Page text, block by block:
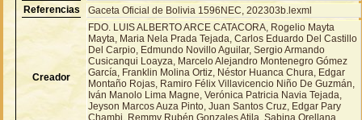
Referencias
Gaceta Oficial de Bolivia 1596NEC, 202303b.lexml
Creador
FDO. LUIS ALBERTO ARCE CATACORA, Rogelio Mayta
Mayta, Maria Nela Prada Tejada, Carlos Eduardo Del Castillo
Del Carpio, Edmundo Novillo Aguilar, Sergio Armando
Cusicanqui Loayza, Marcelo Alejandro Montenegro Gómez
García, Franklin Molina Ortiz, Néstor Huanca Chura, Edgar
Montaño Rojas, Ramiro Félix Villavicencio Niño De Guzmán,
Iván Manolo Lima Magne, Verónica Patricia Navia Tejada,
Jeyson Marcos Auza Pinto, Juan Santos Cruz, Edgar Pary
Chambi, Remmy Rubén Gonzales Atila, Sabina Orellana